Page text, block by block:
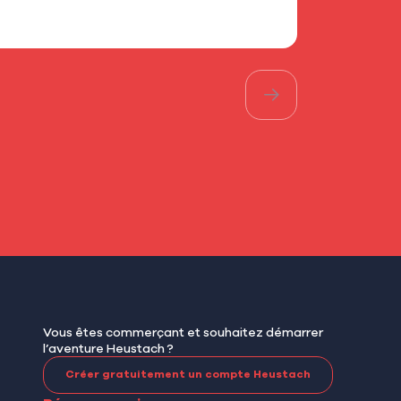
Vous êtes commerçant et souhaitez démarrer
l’aventure Heustach ?
Créer gratuitement un compte Heustach